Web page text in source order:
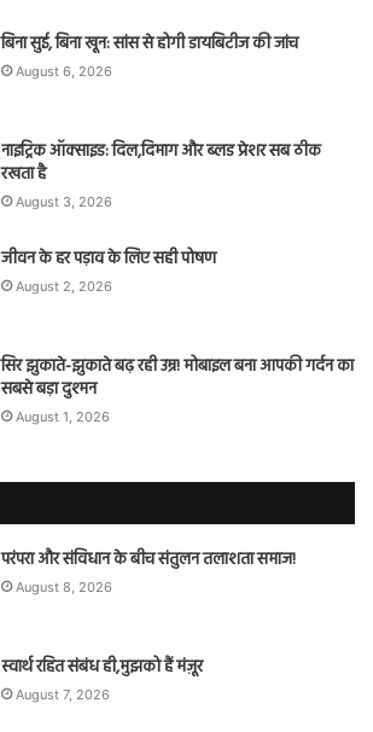
बिना सुई, बिना खून: सांस से होगी डायबिटीज की जांच
August 6, 2026
नाइट्रिक ऑक्साइड: दिल,दिमाग और ब्लड प्रेशर सब ठीक
रखता है
August 3, 2026
जीवन के हर पड़ाव के लिए सही पोषण
August 2, 2026
सिर झुकाते-झुकाते बढ़ रही उम्र! मोबाइल बना आपकी गर्दन का
सबसे बड़ा दुश्मन
August 1, 2026
परंपरा और संविधान के बीच संतुलन तलाशता समाज!
August 8, 2026
स्वार्थ रहित संबंध ही,मुझको हैं मंज़ूर
August 7, 2026